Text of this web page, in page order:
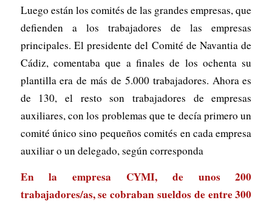
Luego están los comités de las grandes empresas, que
defienden a los trabajadores de las empresas
principales. El presidente del Comité de Navantia de
Cádiz, comentaba que a finales de los ochenta su
plantilla era de más de 5.000 trabajadores. Ahora es
de 130, el resto son trabajadores de empresas
auxiliares, con los problemas que te decía primero un
comité único sino pequeños comités en cada empresa
auxiliar o un delegado, según corresponda
En la empresa CYMI, de unos 200
trabajadores/as, se cobraban sueldos de entre 300